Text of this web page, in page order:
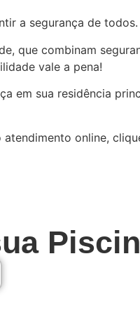
a segurança de todos.
que combinam
vale a pena!
em sua residência
online,